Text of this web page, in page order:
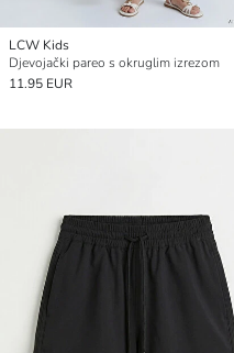
LCW Kids
Djevojački pareo s okruglim izrezom
11.95 EUR